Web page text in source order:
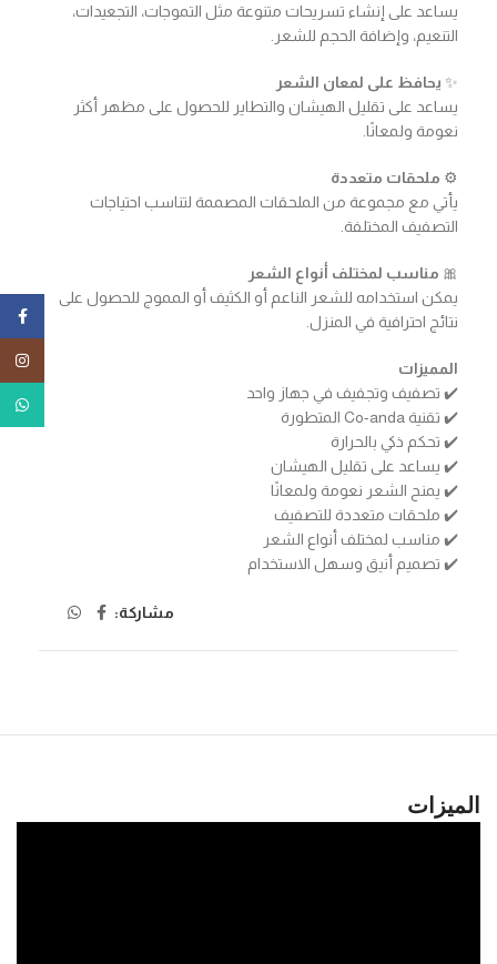
يساعد على إنشاء تسريحات متنوعة مثل التموجات، التجعيدات،
التنعيم، وإضافة الحجم للشعر.
✨ يحافظ على لمعان الشعر
يساعد على تقليل الهيشان والتطاير للحصول على مظهر أكثر
نعومة ولمعانًا.
⚙️ ملحقات متعددة
يأتي مع مجموعة من الملحقات المصممة لتناسب احتياجات
التصفيف المختلفة.
🎀 مناسب لمختلف أنواع الشعر
يمكن استخدامه للشعر الناعم أو الكثيف أو المموج للحصول على
نتائج احترافية في المنزل.
المميزات
✔️ تصفيف وتجفيف في جهاز واحد
✔️ تقنية Co-anda المتطورة
✔️ تحكم ذكي بالحرارة
✔️ يساعد على تقليل الهيشان
✔️ يمنح الشعر نعومة ولمعانًا
✔️ ملحقات متعددة للتصفيف
✔️ مناسب لمختلف أنواع الشعر
✔️ تصميم أنيق وسهل الاستخدام
مشاركة:
الميزات